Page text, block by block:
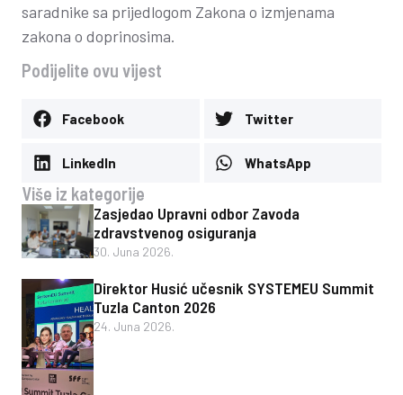
saradnike sa prijedlogom Zakona o izmjenama
zakona o doprinosima.
Podijelite ovu vijest
Facebook Twitter
LinkedIn WhatsApp
Više iz kategorije
Zasjedao Upravni odbor Zavoda
zdravstvenog osiguranja
30. Juna 2026.
Direktor Husić učesnik SYSTEMEU Summit
Tuzla Canton 2026
24. Juna 2026.